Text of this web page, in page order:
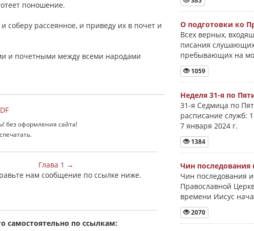
поношение.
соберу рассеянное, и приведу их в почет и
и почетными между всеми народами
без оформления сайта!
Глава 1 →
нам сообщение по ссылке ниже.
самостоятельно по ссылкам:
О подготовки ко
Всех верных,
писания
пребывающих на
1059
Неделя 31-я по
31-я Седмица по
расписание служб:
7 января 2024 г.
1384
Чин последования
Чин последования
Православной
времени Иисус
2070